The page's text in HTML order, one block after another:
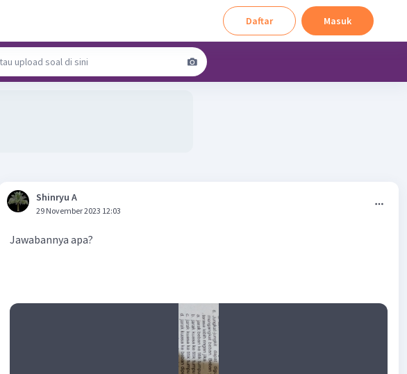
Daftar Masuk
Shinryu A
29 November 2023 12:03
Jawabannya apa?